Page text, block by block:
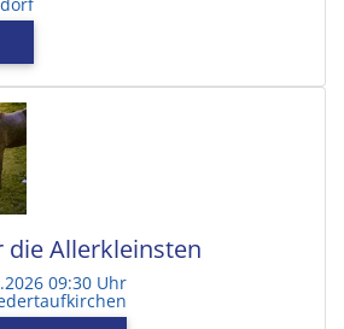
Allerkleinsten
09:30 Uhr